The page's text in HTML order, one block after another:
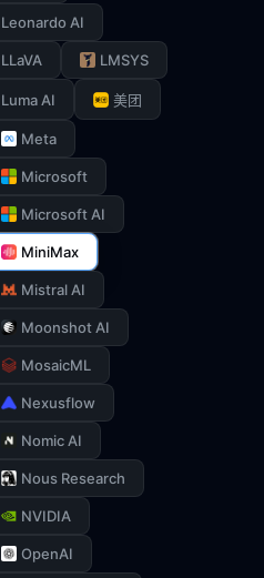
Leonardo AI
LLaVA LMSYS
Luma AI 美团
Meta
Microsoft
Microsoft AI
MiniMax
Mistral AI
Moonshot AI
MosaicML
Nexusflow
Nomic AI
Nous Research
NVIDIA
OpenAI